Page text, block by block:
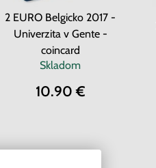
2 EURO Belgicko 2017 -
Univerzita v Gente -
coincard
Skladom
10.90 €